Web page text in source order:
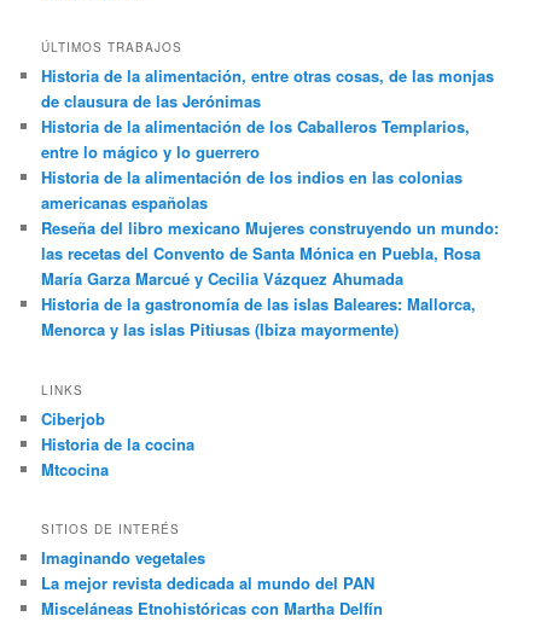
ÚLTIMOS TRABAJOS
Historia de la alimentación, entre otras cosas, de las monjas
de clausura de las Jerónimas
Historia de la alimentación de los Caballeros Templarios,
entre lo mágico y lo guerrero
Historia de la alimentación de los indios en las colonias
americanas españolas
Reseña del libro mexicano Mujeres construyendo un mundo:
las recetas del Convento de Santa Mónica en Puebla, Rosa
María Garza Marcué y Cecilia Vázquez Ahumada
Historia de la gastronomía de las islas Baleares: Mallorca,
Menorca y las islas Pitiusas (Ibiza mayormente)
LINKS
Ciberjob
Historia de la cocina
Mtcocina
SITIOS DE INTERÉS
Imaginando vegetales
La mejor revista dedicada al mundo del PAN
Misceláneas Etnohistóricas con Martha Delfín